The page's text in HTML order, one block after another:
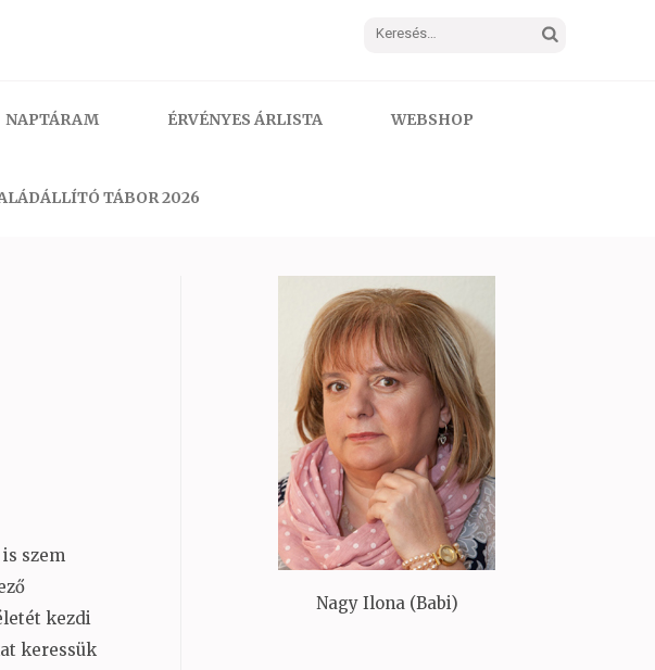
Keresés:
NAPTÁRAM ÉRVÉNYES ÁRLISTA WEBSHOP
TÁBOR 2026
szem
kezdi
keressük
Nagy Ilona (Babi)